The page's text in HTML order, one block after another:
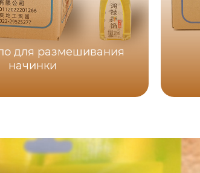
для размешивания
начинки